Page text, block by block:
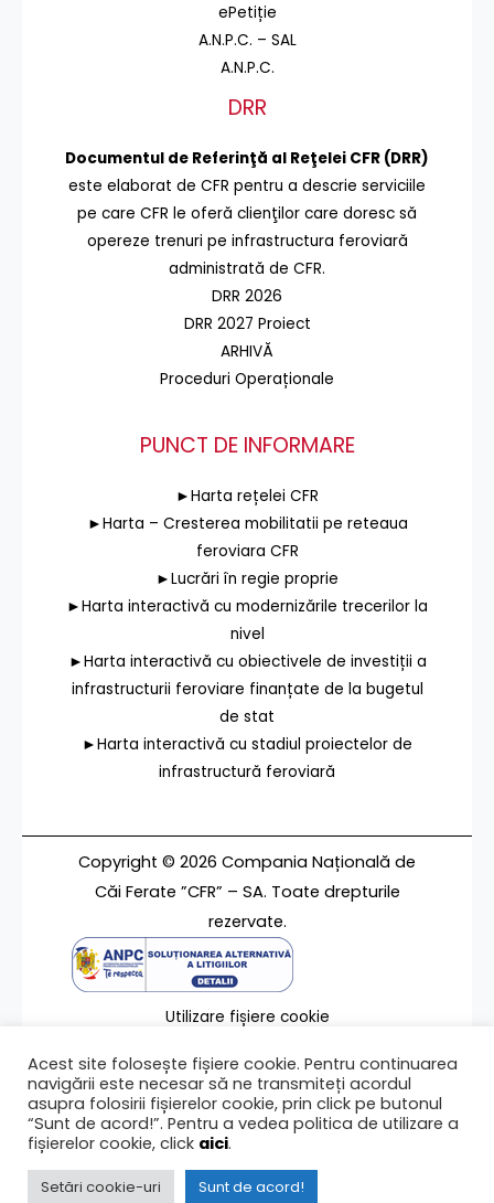
ePetiție
A.N.P.C. – SAL
A.N.P.C.
DRR
Documentul de Referinţă al Reţelei CFR (DRR)
este elaborat de CFR pentru a descrie serviciile
pe care CFR le oferă clienţilor care doresc să
opereze trenuri pe infrastructura feroviară
administrată de CFR.
DRR 2026
DRR 2027 Proiect
ARHIVĂ
Proceduri Operaționale
PUNCT DE INFORMARE
►Harta rețelei CFR
►Harta – Cresterea mobilitatii pe reteaua
feroviara CFR
►Lucrări în regie proprie
►Harta interactivă cu modernizările trecerilor la
nivel
►Harta interactivă cu obiectivele de investiții a
infrastructurii feroviare finanțate de la bugetul
de stat
►Harta interactivă cu stadiul proiectelor de
infrastructură feroviară
Copyright © 2026 Compania Națională de
Căi Ferate ”CFR” – SA. Toate drepturile
rezervate.
Utilizare fișiere cookie
Contact
Ultima modificare a paginii 28/09/2023
Acest site folosește fișiere cookie. Pentru continuarea
navigării este necesar să ne transmiteți acordul
asupra folosirii fișierelor cookie, prin click pe butonul
“Sunt de acord!”. Pentru a vedea politica de utilizare a
fișierelor cookie, click aici.
Setări cookie-uri Sunt de acord!